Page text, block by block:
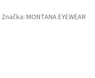
Značka: MONTANA EYEWEAR